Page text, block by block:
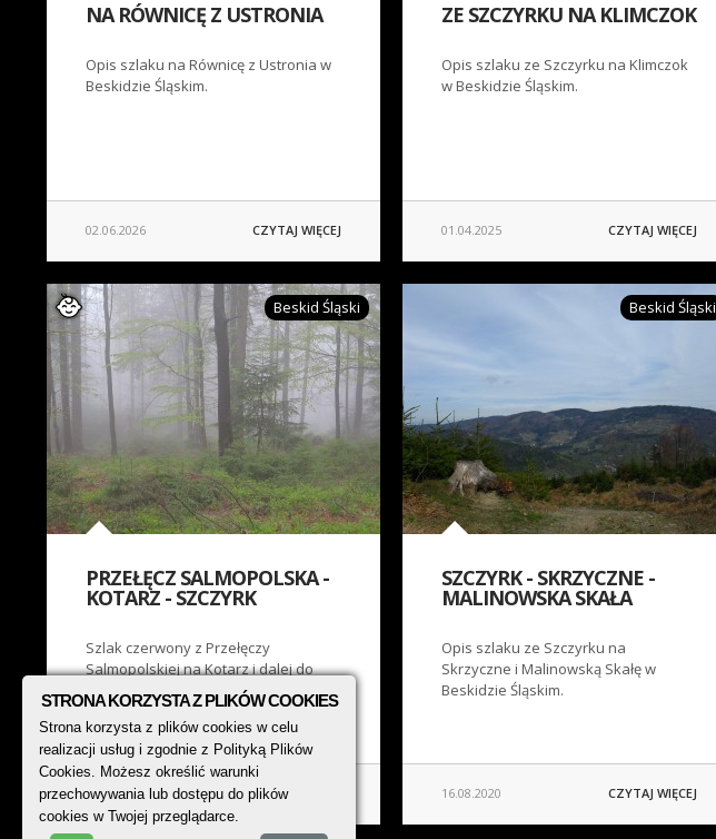
NA RÓWNICĘ Z USTRONIA
Opis szlaku na Równicę z Ustronia w
Beskidzie Śląskim.
02.06.2026 CZYTAJ WIĘCEJ
ZE SZCZYRKU NA KLIMCZOK
Opis szlaku ze Szczyrku na Klimczok
w Beskidzie Śląskim.
01.04.2025 CZYTAJ WIĘCEJ
Beskid Śląski
PRZEŁĘCZ SALMOPOLSKA -
KOTARZ - SZCZYRK
Szlak czerwony z Przełęczy
Salmopolskiej na Kotarz i dalej do
Przełęczy Karkoszczonka, zejście
żółtym szlakiem do Szczyrku.
02.09.2022 CZYTAJ WIĘCEJ
Beskid Śląski
SZCZYRK - SKRZYCZNE -
MALINOWSKA SKAŁA
Opis szlaku ze Szczyrku na
Skrzyczne i Malinowską Skałę w
Beskidzie Śląskim.
16.08.2020 CZYTAJ WIĘCEJ
STRONA KORZYSTA Z PLIKÓW COOKIES
Strona korzysta z plików cookies w celu
realizacji usług i zgodnie z Polityką Plików
Cookies. Możesz określić warunki
przechowywania lub dostępu do plików
cookies w Twojej przeglądarce.